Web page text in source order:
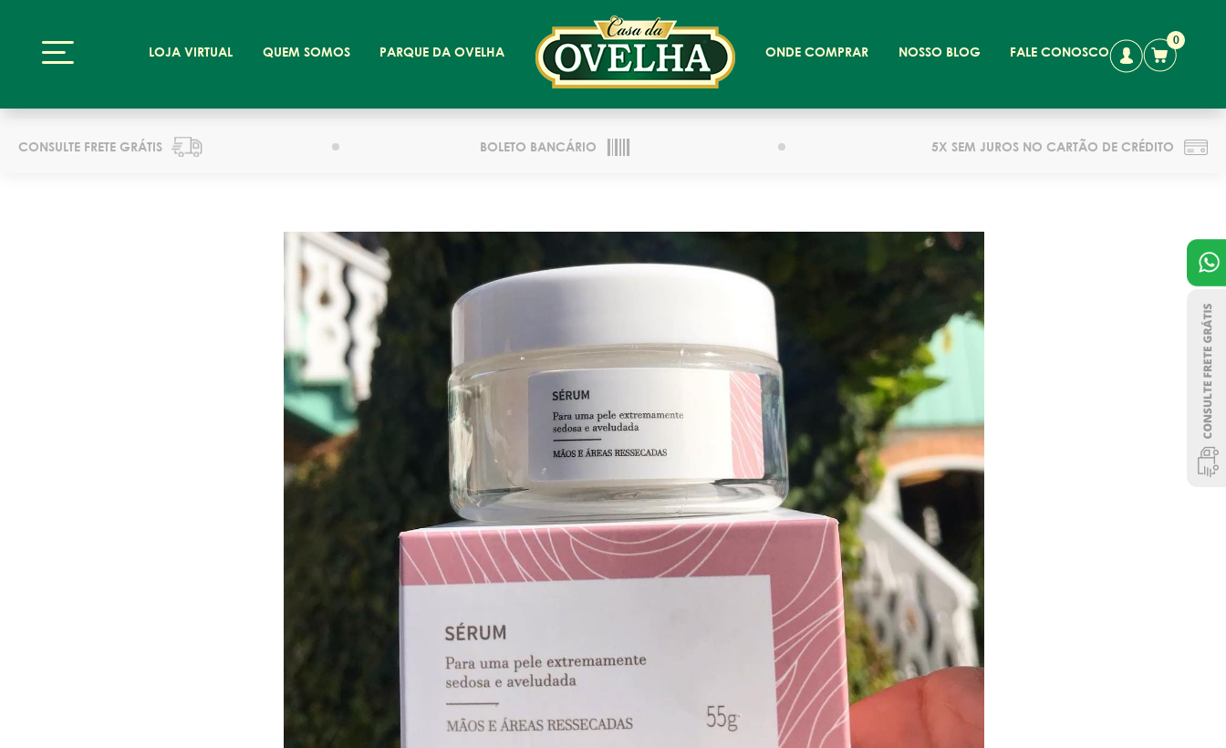
0
LOJA VIRTUAL QUEM SOMOS PARQUE DA OVELHA ONDE COMPRAR NOSSO BLOG FALE CONOSCO
CONSULTE FRETE GRÁTIS BOLETO BANCÁRIO 5X SEM JUROS NO CARTÃO DE CRÉDITO